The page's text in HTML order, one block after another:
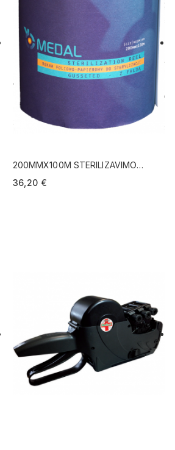
200MMX100M STERILIZAVIMO
JUOSTA SU KLOSTE
36,20 €